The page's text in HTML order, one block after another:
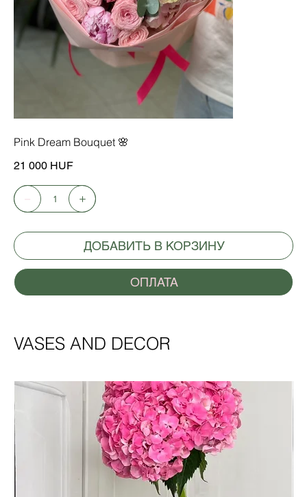
Pink Dream Bouquet 🌸
21 000 HUF
ДОБАВИТЬ В КОРЗИНУ
ОПЛАТА
VASES AND DECOR